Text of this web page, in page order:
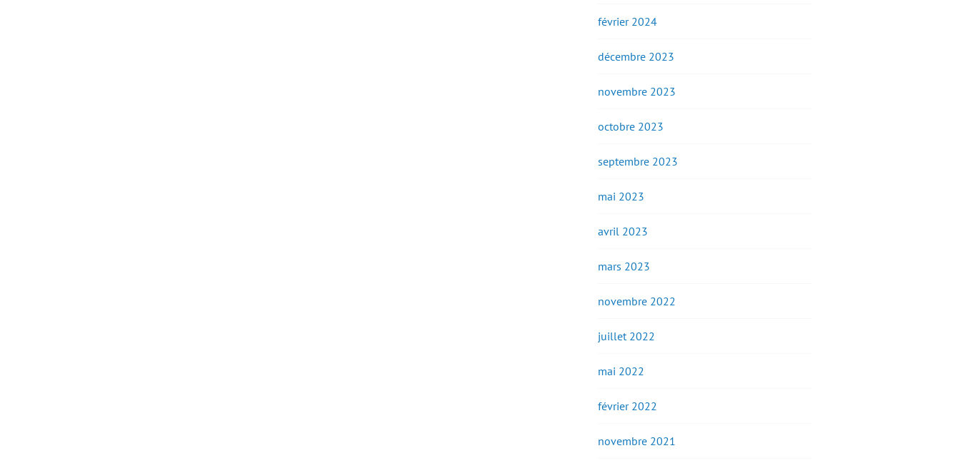
février 2024
décembre 2023
novembre 2023
octobre 2023
septembre 2023
mai 2023
avril 2023
mars 2023
novembre 2022
juillet 2022
mai 2022
février 2022
novembre 2021